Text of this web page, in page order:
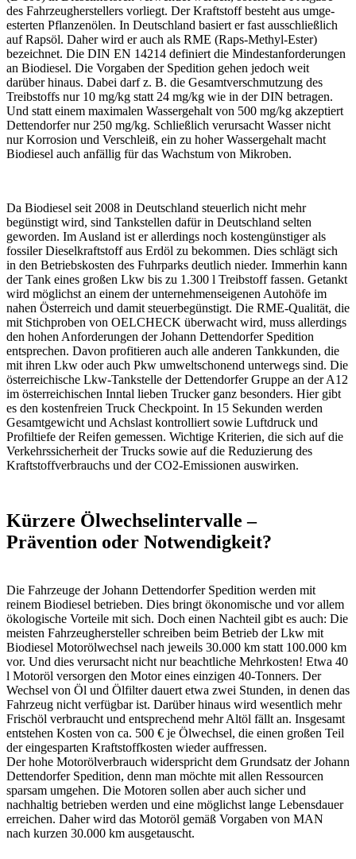
des Fahrzeugherstellers vorliegt. Der Kraftstoff besteht aus umge­
esterten Pflanzenölen. In Deutschland basiert er fast ausschließlich
auf Rapsöl. Daher wird er auch als RME (Raps-Methyl-Ester)
bezeichnet. Die DIN EN 14214 definiert die Mindestanforderungen
an Biodiesel. Die Vorgaben der Spedition gehen jedoch weit
darüber hinaus. Dabei darf z. B. die Gesamtverschmutzung des
Treibstoffs nur 10 mg/kg statt 24 mg/kg wie in der DIN betragen.
Und statt einem maximalen Wasser­gehalt von 500 mg/kg akzeptiert
Dettendorfer nur 250 mg/kg. Schließlich verursacht Wasser nicht
nur Korrosion und Verschleiß, ein zu hoher Wassergehalt macht
Biodiesel auch anfällig für das Wachstum von Mikroben.
Da Biodiesel seit 2008 in Deutschland steuerlich nicht mehr
begünstigt wird, sind Tankstellen dafür in Deutschland selten
geworden. Im Ausland ist er allerdings noch kostengünstiger als
fossiler Dieselkraftstoff aus Erdöl zu bekommen. Dies schlägt sich
in den Betriebskosten des Fuhrparks deutlich nieder. Immerhin kann
der Tank eines großen Lkw bis zu 1.300 l Treibstoff fassen. Getankt
wird möglichst an einem der unternehmenseigenen Autohöfe im
nahen Österreich und damit steuerbegünstigt. Die RME-Qualität, die
mit Stichproben von OELCHECK überwacht wird, muss allerdings
den hohen Anforderungen der Johann Dettendorfer Spedition
entsprechen. Davon profitieren auch alle anderen Tankkunden, die
mit ihren Lkw oder auch Pkw umweltschonend unterwegs sind. Die
österreichische Lkw-Tankstelle der Dettendorfer Gruppe an der A12
im österreichischen Inntal lieben Trucker ganz besonders. Hier gibt
es den kostenfreien Truck Checkpoint. In 15 Sekunden werden
Gesamtgewicht und Achslast kontrolliert sowie Luftdruck und
Profiltiefe der Reifen gemessen. Wichtige Kriterien, die sich auf die
Verkehrssicherheit der Trucks sowie auf die Reduzierung des
Kraftstoffverbrauchs und der CO2-Emissionen auswirken.
Kürzere Ölwechselintervalle –
Prävention oder Notwendigkeit?
Die Fahrzeuge der Johann Dettendorfer Spedition werden mit
reinem Biodiesel betrieben. Dies bringt ökonomische und vor allem
ökologische Vorteile mit sich. Doch einen Nachteil gibt es auch: Die
meisten Fahrzeughersteller schreiben beim Betrieb der Lkw mit
Biodiesel Motorölwechsel nach jeweils 30.000 km statt 100.000 km
vor. Und dies verursacht nicht nur beachtliche Mehrkosten! Etwa 40
l Motoröl versorgen den Motor eines einzigen 40-Tonners. Der
Wechsel von Öl und Ölfilter dauert etwa zwei Stunden, in denen das
Fahrzeug nicht verfügbar ist. Darüber hinaus wird wesentlich mehr
Frischöl verbraucht und entsprechend mehr Altöl fällt an. Insgesamt
entstehen Kosten von ca. 500 € je Ölwechsel, die einen großen Teil
der eingesparten Kraftstoffkosten wieder auffressen.
Der hohe Motorölverbrauch widerspricht dem Grundsatz der Johann
Dettendorfer Spedition, denn man möchte mit allen Ressourcen
sparsam umgehen. Die Motoren sollen aber auch sicher und
nachhaltig betrieben werden und eine möglichst lange Lebensdauer
erreichen. Daher wird das Motoröl gemäß Vorgaben von MAN
nach kurzen 30.000 km ausgetauscht.